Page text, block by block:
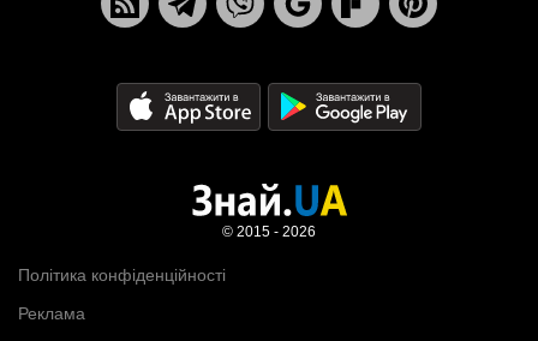
Політика конфіденційності
Реклама
© 2015 - 2026